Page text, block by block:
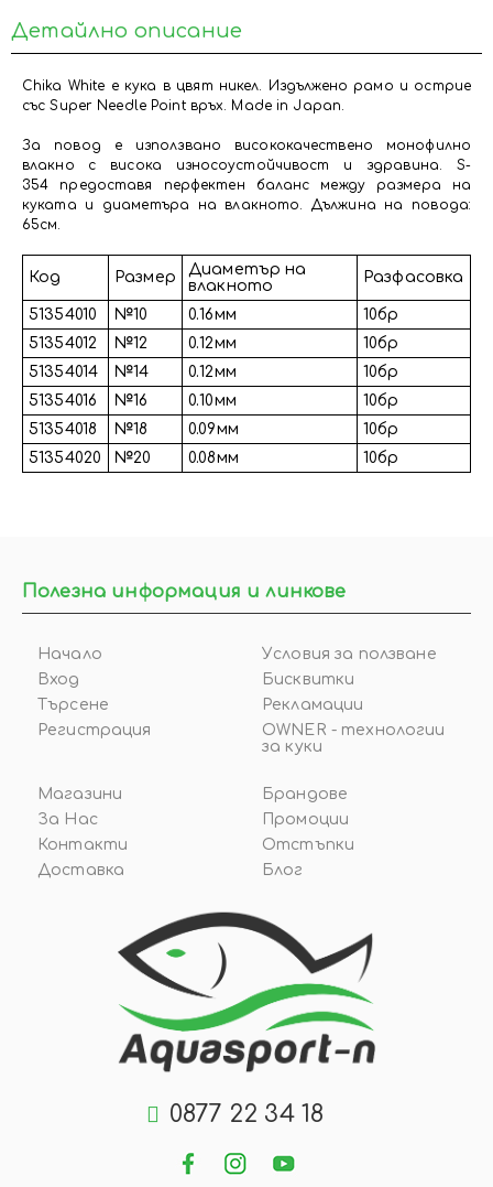
Детайлно описание
Chika White е кука в цвят никел. Издължено рамо и острие
със Super Needle Point връх. Made in Japan.
За повод е използвано висококачествено монофилно
влакно с висока износоустойчивост и здравина. S-
354 предоставя перфектен баланс между размера на
куката и диаметъра на влакното. Дължина на повода:
65см.
Код Размер
Диаметър на
влакното
Разфасовка
51354010 №10 0.16мм
10бр
51354012
№12 0.12мм
10бр
51354014
№14 0.12мм
10бр
51354016
№16 0.10мм
10бр
51354018
№18 0.09мм
10бр
51354020
№20 0.08мм 10бр
0877 22 34 18
Полезна информация и линкове
Начало
Вход
Търсене
Регистрация
Условия за ползване
Бисквитки
Рекламации
OWNER - технологии
за куки
Магазини
За Нас
Контакти
Доставка
Брандове
Промоции
Отстъпки
Блог